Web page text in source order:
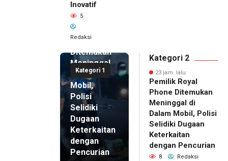
Inovatif
5
Redaksi
Kategori 1
23 jam lalu
Pemilik
Royal
Phone
Ditemukan
Meninggal
di Dalam
Mobil,
Polisi
Selidiki
Dugaan
Keterkaitan
dengan
Pencurian
Kategori 2
23 jam lalu
Pemilik Royal
Phone Ditemukan
Meninggal di
Dalam Mobil, Polisi
Selidiki Dugaan
Keterkaitan
dengan Pencurian
8 Redaksi